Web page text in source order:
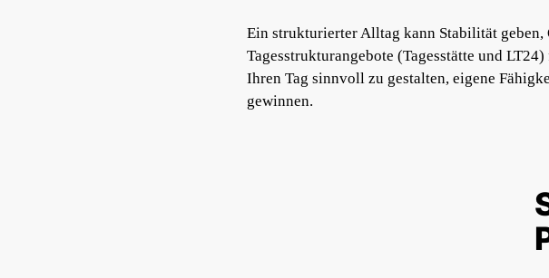
Ein strukturierter Alltag kann Stabilität geben,
Tagesstrukturangebote (Tagesstätte und
Ihren Tag sinnvoll zu gestalten, eigene
gewinnen.